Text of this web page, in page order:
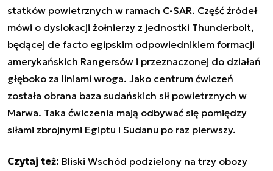
statków powietrznych w ramach C-SAR. Część źródeł
mówi o dyslokacji żołnierzy z jednostki Thunderbolt,
będącej de facto egipskim odpowiednikiem formacji
amerykańskich Rangersów i przeznaczonej do działań
głęboko za liniami wroga. Jako centrum ćwiczeń
została obrana baza sudańskich sił powietrznych w
Marwa. Taka ćwiczenia mają odbywać się pomiędzy
siłami zbrojnymi Egiptu i Sudanu po raz pierwszy.
Czytaj też: Bliski Wschód podzielony na trzy obozy